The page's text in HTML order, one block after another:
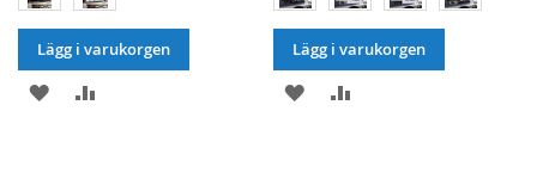
Lägg i varukorgen
LÄGG
Lägg i varukorgen
LÄGG